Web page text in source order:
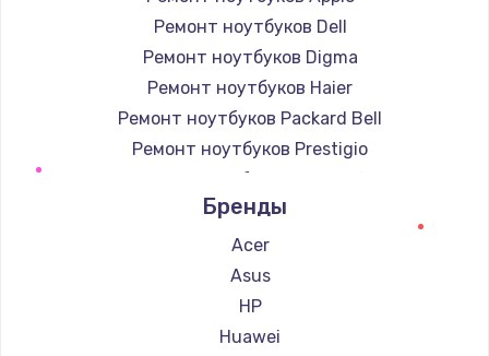
Ремонт ноутбуков Dell
Ремонт ноутбуков Digma
Ремонт ноутбуков Haier
Ремонт ноутбуков Packard Bell
Ремонт ноутбуков Prestigio
Ремонт ноутбуков Microsoft
Ремонт ноутбуков Alienware
Ремонт ноутбуков Aquarius
Ремонт ноутбуков Gigabyte
Ремонт ноутбуков Aorus
Ремонт ноутбуков Maibenben
Бренды
Acer
Asus
HP
Huawei